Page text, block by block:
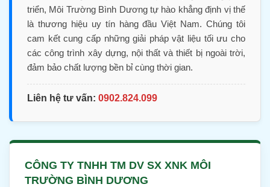
triển, Môi Trường Bình Dương tự hào khẳng định vị thế
là thương hiệu uy tín hàng đầu Việt Nam. Chúng tôi
cam kết cung cấp những giải pháp vật liệu tối ưu cho
các công trình xây dựng, nội thất và thiết bị ngoài trời,
đảm bảo chất lượng bền bỉ cùng thời gian.
Liên hệ tư vấn: 0902.824.099
CÔNG TY TNHH TM DV SX XNK MÔI
TRƯỜNG BÌNH DƯƠNG